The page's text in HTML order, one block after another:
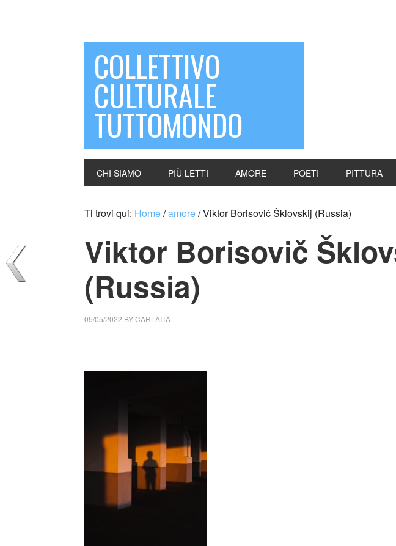
COLLETTIVO
CULTURALE
TUTTOMONDO
CHI SIAMO PIÙ LETTI AMORE POETI PITTURA
Ti trovi qui: Home/amore/Viktor Borisovič Šklovskij (Russia)
Viktor Borisovič
(Russia)
05/05/2022 BYCARLAITA